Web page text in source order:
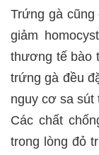
Trứng gà cũng
giảm
thương tế bào
trứng gà đều
nguy cơ sa
Các chất
trong lòng đỏ